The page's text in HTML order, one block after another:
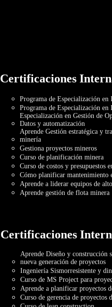
Certificaciones
Programa de Especialización
Programa de Especialización
Especialización en Gestión de
Datos y automatización
Aprende Gestión estratégica y
minería
Gestiona proyectos mineros
Curso de planificación minera
Curso de costos y presupuestos
Cómo planificar mantenimiento
Aprende a liderar equipos de
Aprende gestión de flota minera
Certificaciones
Aprende Diseño y construcción
nueva generación de proyectos
Ingeniería Sismorresistente y
Curso de MS Project para
Aprende a planificar proyectos
Curso de gerencia de proyectos